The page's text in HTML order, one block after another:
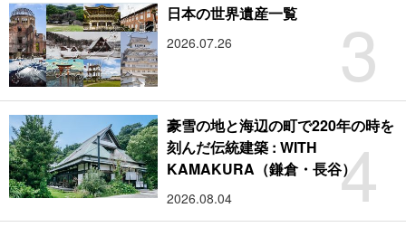
3
日本の世界遺産一覧
2026.07.26
4
豪雪の地と海辺の町で220年の時を
刻んだ伝統建築 : WITH
KAMAKURA（鎌倉・長谷）
2026.08.04